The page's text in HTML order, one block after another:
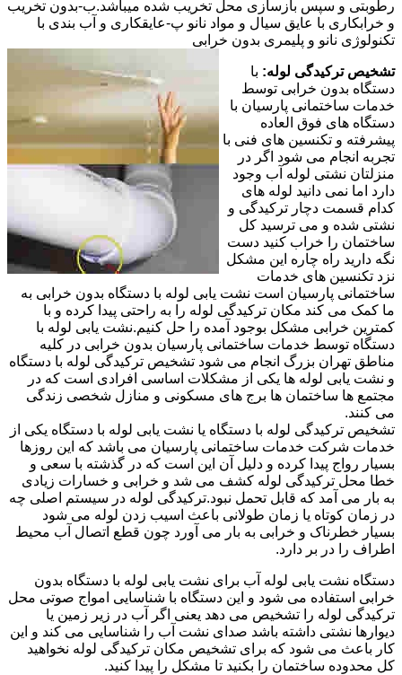
رطوبتی و سپس بازسازی محل تخریب شده میباشد.ب-بدون تخریب
و خرابکاری با عایق سیال و مواد نانو پ-عایقکاری و آب بندی با
تکنولوژی نانو و پلیمری بدون خرابی
تشخیص ترکیدگی لوله: با
دستگاه بدون خرابی توسط
خدمات ساختمانی پارسیان با
دستگاه های فوق العاده
پیشرفته و تکنسین های فنی با
تجربه انجام می شود اگر در
منزلتان نشتی لوله آب وجود
دارد اما نمی دانید لوله های
کدام قسمت دچار ترکیدگی و
نشتی شده و می ترسید کل
ساختمان را خراب کنید دست
نگه دارید راه چاره این مشکل
نزد تکنسین های خدمات
ساختمانی پارسیان است نشت یابی لوله با دستگاه بدون خرابی به
ما کمک می کند مکان ترکیدگی لوله را به راحتی پیدا کرده و با
کمترین خرابی مشکل بوجود آمده را حل کنیم.نشت یابی لوله با
دستگاه توسط خدمات ساختمانی پارسیان بدون خرابی در کلیه
مناطق تهران بزرگ انجام می شود تشخیص ترکیدگی لوله با دستگاه
و نشت یابی لوله ها یکی از مشکلات اساسی افرادی است که در
مجتمع ها ساختمان ها برج های مسکونی و منازل شخصی زندگی
می کنند.
تشخیص ترکیدگی لوله با دستگاه یا نشت یابی لوله با دستگاه یکی از
خدمات شرکت خدمات ساختمانی پارسیان می باشد که این روزها
بسیار رواج پیدا کرده و دلیل آن این است که در گذشته با سعی و
خطا محل ترکیدگی لوله کشف می شد و خرابی و خسارات زیادی
به بار می آمد که قابل تحمل نبود.ترکیدگی لوله در سیستم اصلی چه
در زمان کوتاه یا زمان طولانی باعث اسیب زدن لوله می شود
بسیار خطرناک و خرابی به بار می آورد چون قطع اتصال آب محیط
اطراف را در بر دارد.
دستگاه نشت یابی لوله آب برای نشت یابی لوله با دستگاه بدون
خرابی استفاده می شود و این دستگاه با شناسایی امواج صوتی محل
ترکیدگی لوله را تشخیص می دهد یعنی اگر آب در زیر زمین یا
دیوارها نشتی داشته باشد صدای نشت آب را شناسایی می کند و این
کار باعث می شود که برای تشخیص مکان ترکیدگی لوله نخواهید
کل محدوده ساختمان را بکنید تا مشکل را پیدا کنید.